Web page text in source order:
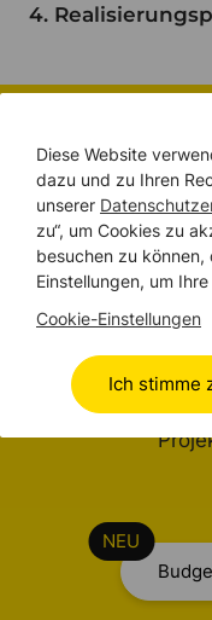
4.
In wenigen
Transparenz
Diese Website
dazu und zu Ihren
unserer
zu“, um Cookies zu
besuchen zu
Einstellungen, um
Cookie-Einstellungen
Ich stimme